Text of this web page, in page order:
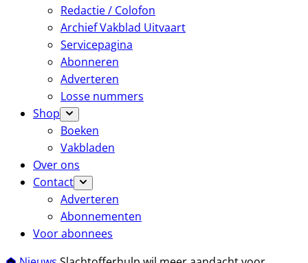
Redactie / Colofon
Archief Vakblad Uitvaart
Servicepagina
Abonneren
Adverteren
Losse nummers
Shop
Boeken
Vakbladen
Over ons
Contact
Adverteren
Abonnementen
Voor abonnees